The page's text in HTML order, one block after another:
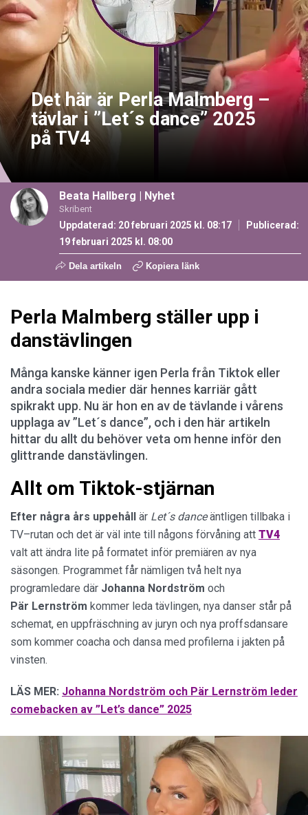
Det här är Perla Malmberg –
tävlar i ”Let´s dance” 2025
på TV4
Beata Hallberg | Nyhet
Skribent
Uppdaterad: 20 februari 2025 kl. 08:17
Publicerad:
19 februari 2025 kl. 08:00
Dela artikeln Kopiera länk
Perla Malmberg ställer upp i
danstävlingen
Många kanske känner igen Perla från Tiktok eller
andra sociala medier där hennes karriär gått
spikrakt upp. Nu är hon en av de tävlande i vårens
upplaga av ”Let´s dance”, och i den här artikeln
hittar du allt du behöver veta om henne inför den
glittrande danstävlingen.
Allt om Tiktok-stjärnan
Efter några års uppehåll är Let´s dance äntligen tillbaka i
TV–rutan och det är väl inte till någons förvåning att TV4
valt att ändra lite på formatet inför premiären av nya
säsongen. Programmet får nämligen två helt nya
programledare där Johanna Nordström och
Pär Lernström kommer leda tävlingen, nya danser står på
schemat, en uppfräschning av juryn och nya proffsdansare
som kommer coacha och dansa med profilerna i jakten på
vinsten.
LÄS MER: Johanna Nordström och Pär Lernström leder
comebacken av ”Let’s dance” 2025